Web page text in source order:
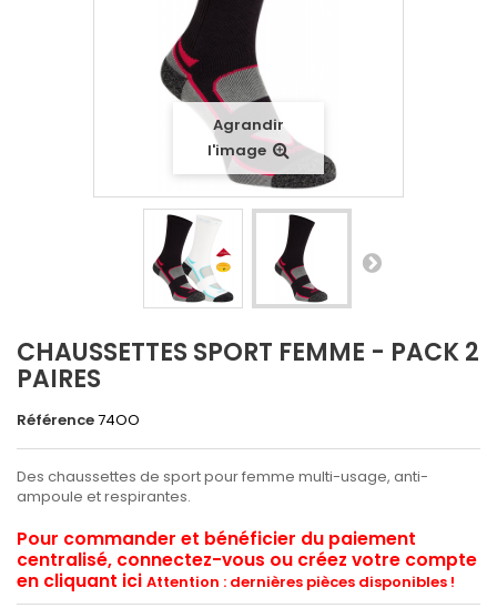
Agrandir
l'image
CHAUSSETTES SPORT FEMME - PACK 2
PAIRES
Référence74OO
Des chaussettes de sport pour femme multi-usage, anti-
ampoule et respirantes.
Pour commander et bénéficier du paiement
centralisé, connectez-vous ou créez votre compte
en cliquant ici Attention : dernières pièces disponibles !